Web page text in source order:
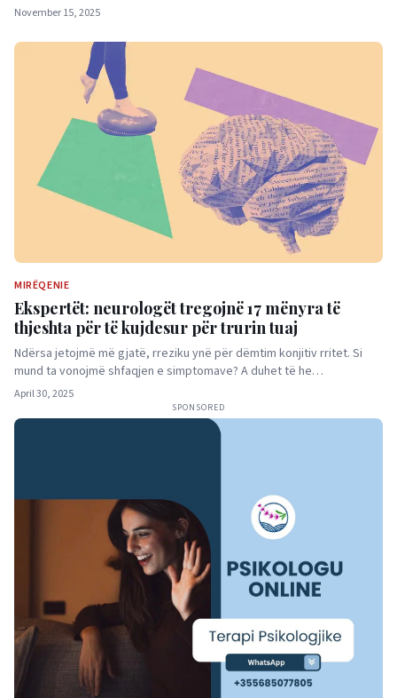
November 15, 2025
MIRËQENIE
Ekspertët: neurologët tregojnë 17 mënyra të
thjeshta për të kujdesur për trurin tuaj
Ndërsa jetojmë më gjatë, rreziku ynë për dëmtim konjitiv rritet. Si
mund ta vonojmë shfaqjen e simptomave? A duhet të he…
April 30, 2025
SPONSORED